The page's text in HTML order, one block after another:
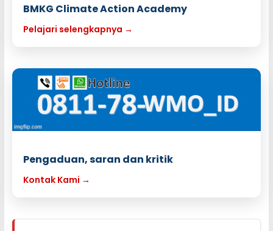
BMKG Climate Action Academy
Pelajari selengkapnya →
Pengaduan, saran dan kritik
Kontak Kami →